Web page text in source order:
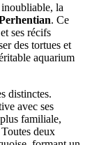
la
. Ce
ses récifs
des tortues et
aquarium
distinctes.
avec ses
familiale,
deux